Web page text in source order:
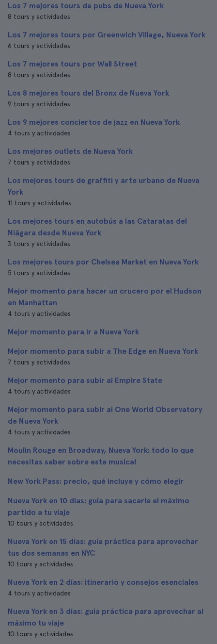
Los 7 mejores tours de pubs de Nueva York
8 tours y actividades
Los 7 mejores tours por Greenwich Village, Nueva York
6 tours y actividades
Los 7 mejores tours por Wall Street
8 tours y actividades
Los 8 mejores tours del Bronx de Nueva York
9 tours y actividades
Los 9 mejores conciertos de jazz en Nueva York
4 tours y actividades
Los mejores outlets de Nueva York
7 tours y actividades
Los mejores tours de graffiti y arte urbano de Nueva
York
11 tours y actividades
Los mejores tours en autobús a las Cataratas del
Niágara desde Nueva York
3 tours y actividades
Los mejores tours por Chelsea Market en Nueva York
5 tours y actividades
Mejor momento para hacer un crucero por el Hudson
en Manhattan
4 tours y actividades
Mejor momento para ir a Nueva York
Mejor momento para subir a The Edge en Nueva York
7 tours y actividades
Mejor momento para subir al Empire State
4 tours y actividades
Mejor momento para subir al One World Observatory
de Nueva York
4 tours y actividades
Moulin Rouge en Broadway, Nueva York: todo lo que
necesitas saber sobre este musical
New York Pass: precio, qué incluye y cómo elegir
Nueva York en 10 días: guía para sacarle el máximo
partido a tu viaje
10 tours y actividades
Nueva York en 15 días: guía práctica para aprovechar
tus dos semanas en NYC
10 tours y actividades
Nueva York en 2 días: itinerario y consejos esenciales
4 tours y actividades
Nueva York en 3 días: guía práctica para aprovechar al
máximo tu viaje
10 tours y actividades